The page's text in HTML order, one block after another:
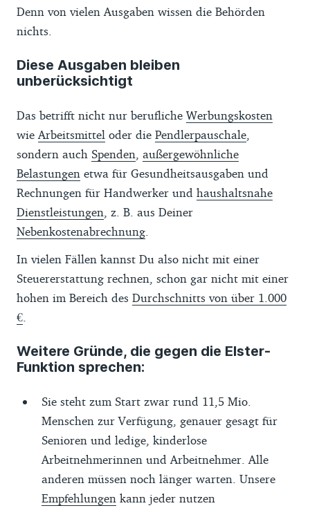
Denn von vielen Ausgaben wissen die Behörden
nichts.
Diese Ausgaben bleiben
unberücksichtigt
Das betrifft nicht nur berufliche Werbungskosten
wie Arbeitsmittel oder die Pendlerpauschale
sondern auch Spenden außergewöhnliche
Belastungen etwa für Gesundheitsausgaben und
Rechnungen für Handwerker und haushaltsnahe
Dienstleistungen , z. B. aus Deiner
Nebenkostenabrechnung
In vielen Fällen kannst Du also nicht mit einer
Steuererstattung rechnen, schon gar nicht mit einer
hohen im Bereich des Durchschnitts von über 1.000
€
Weitere Gründe, die gegen die Elster-
Funktion sprechen:
Sie steht zum Start zwar rund 11,5 Mio.
Menschen zur Verfügung, genauer gesagt für
Senioren und ledige, kinderlose
Arbeitnehmerinnen und Arbeitnehmer. Alle
anderen müssen noch länger warten. Unsere
Empfehlungen kann jeder nutzen